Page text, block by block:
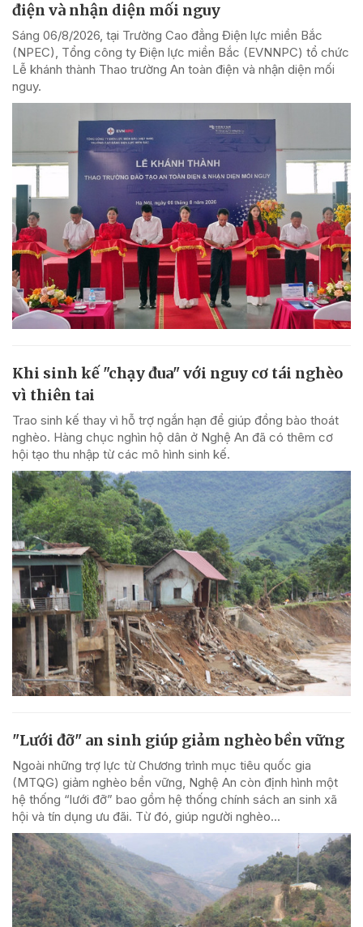
điện và nhận diện mối nguy
Sáng 06/8/2026, tại Trường Cao đẳng Điện lực miền Bắc
(NPEC), Tổng công ty Điện lực miền Bắc (EVNNPC) tổ chức
Lễ khánh thành Thao trường An toàn điện và nhận diện mối
nguy.
Khi sinh kế "chạy đua" với nguy cơ tái nghèo
vì thiên tai
Trao sinh kế thay vì hỗ trợ ngắn hạn để giúp đồng bào thoát
nghèo. Hàng chục nghìn hộ dân ở Nghệ An đã có thêm cơ
hội tạo thu nhập từ các mô hình sinh kế.
"Lưới đỡ" an sinh giúp giảm nghèo bền vững
Ngoài những trợ lực từ Chương trình mục tiêu quốc gia
(MTQG) giảm nghèo bền vững, Nghệ An còn định hình một
hệ thống “lưới đỡ” bao gồm hệ thống chính sách an sinh xã
hội và tín dụng ưu đãi. Từ đó, giúp người nghèo...